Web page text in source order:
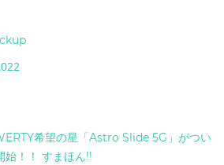
希望の星「Astro Slide 5G」がつい
始！！ すまほん!!